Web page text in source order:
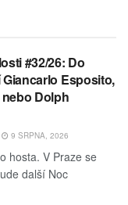
#32/26: Do
Esposito,
Dolph
9 SRPNA, 2026
hosta. V Praze se
další Noc